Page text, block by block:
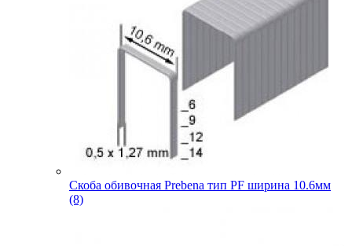
Скоба обивочная Prebena тип PF ширина 10.6мм
(8)